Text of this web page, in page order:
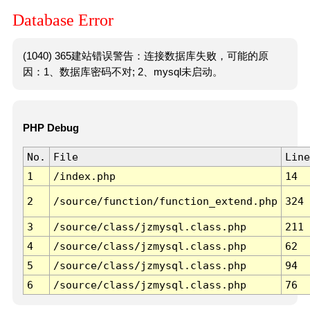
Database Error
(1040) 365建站错误警告：连接数据库失败，可能的原
因：1、数据库密码不对; 2、mysql未启动。
PHP Debug
No. File
Line
1
/index.php 14
2 /source/function/function_extend.php 324
3 /source/class/jzmysql.class.php
211
4
/source/class/jzmysql.class.php
62
5
/source/class/jzmysql.class.php
94
6
/source/class/jzmysql.class.php 76